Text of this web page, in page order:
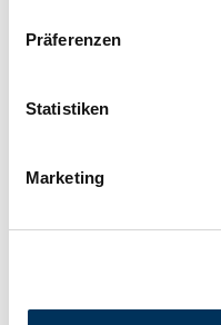
Informationen
können
bestimmten
Erfahren Sie mehr
Präferenzen
Statistiken
Marketing